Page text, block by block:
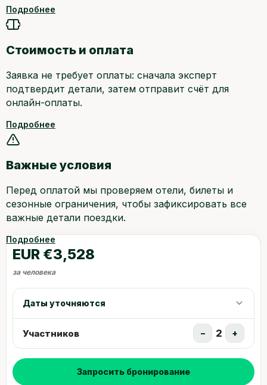
Подробнее
Стоимость и оплата
Заявка не требует оплаты: сначала эксперт
подтвердит детали, затем отправит счёт для
онлайн-оплаты.
Подробнее
Важные условия
Перед оплатой мы проверяем отели, билеты и
сезонные ограничения, чтобы зафиксировать все
важные детали поездки.
Подробнее
EUR €3,528
за человека
Даты уточняются
Участников − 2 +
Запросить бронирование